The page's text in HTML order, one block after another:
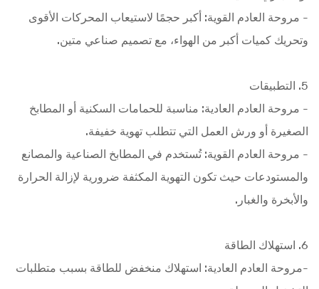
- مروحة العادم القوية: أكبر حجمًا لاستيعاب المحركات الأقوى
وتحريك كميات أكبر من الهواء، مع تصميم صناعي متين.
5. التطبيقات
- مروحة العادم العادية: مناسبة للحمامات السكنية أو المطابخ
الصغيرة أو ورش العمل التي تتطلب تهوية خفيفة.
- مروحة العادم القوية: تُستخدم في المطابخ الصناعية والمصانع
والمستودعات حيث تكون التهوية المكثفة ضرورية لإزالة الحرارة
والأبخرة والغبار.
6. استهلاك الطاقة
-مروحة العادم العادية: استهلاك منخفض للطاقة بسبب متطلبات